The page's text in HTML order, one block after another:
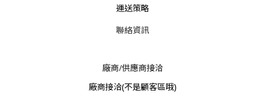
運送策略
聯絡資訊
廠商/供應商接洽
廠商接洽(不是顧客區哦)